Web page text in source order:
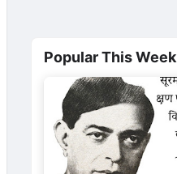
Popular This Week